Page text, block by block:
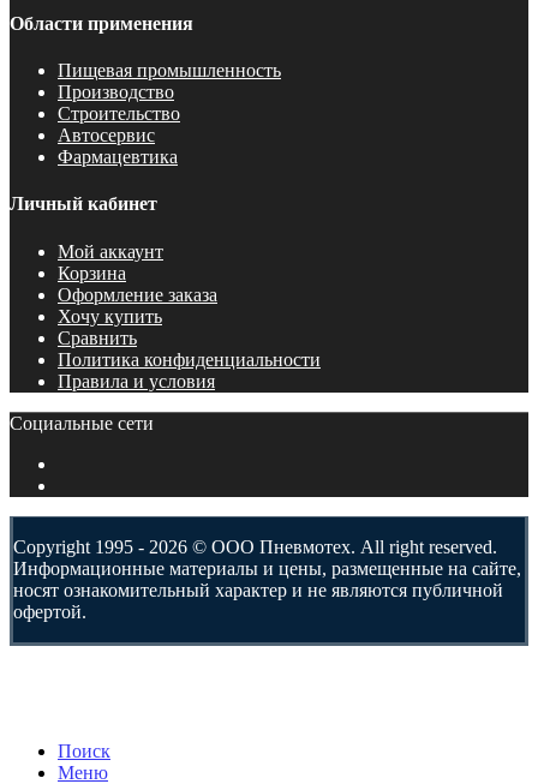
Области применения
Пищевая промышленность
Производство
Строительство
Автосервис
Фармацевтика
Личный кабинет
Мой аккаунт
Корзина
Оформление заказа
Хочу купить
Сравнить
Политика конфиденциальности
Правила и условия
Социальные сети
Copyright 1995 - 2026 © ООО Пневмотех. All right reserved.
Информационные материалы и цены, размещенные на сайте,
носят ознакомительный характер и не являются публичной
офертой.
Поиск
Меню